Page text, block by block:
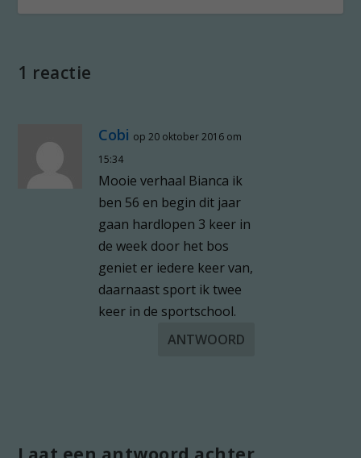
1 reactie
Cobi op 20 oktober 2016 om
15:34
Mooie verhaal Bianca ik
ben 56 en begin dit jaar
gaan hardlopen 3 keer in
de week door het bos
geniet er iedere keer van,
daarnaast sport ik twee
keer in de sportschool.
ANTWOORD